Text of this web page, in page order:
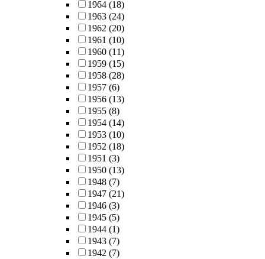
1964 (18)
1963 (24)
1962 (20)
1961 (10)
1960 (11)
1959 (15)
1958 (28)
1957 (6)
1956 (13)
1955 (8)
1954 (14)
1953 (10)
1952 (18)
1951 (3)
1950 (13)
1948 (7)
1947 (21)
1946 (3)
1945 (5)
1944 (1)
1943 (7)
1942 (7)